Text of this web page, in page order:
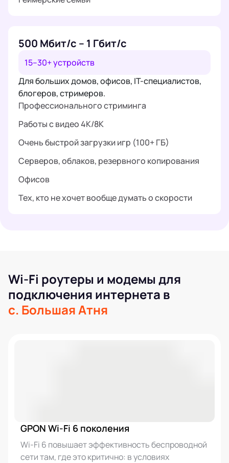
500 Мбит/с – 1 Гбит/с
15–30+ устройств
Для больших домов, офисов, IT-специалистов,
блогеров, стримеров.
Профессионального стриминга
Работы с видео 4K/8K
Очень быстрой загрузки игр (100+ ГБ)
Серверов, облаков, резервного копирования
Офисов
Тех, кто не хочет вообще думать о скорости
Wi-Fi роутеры и модемы для
подключения интернета в
с. Большая Атня
GPON Wi-Fi 6 поколения
Wi-Fi 6 повышает эффективность беспроводной
сети там, где это критично: в условиях